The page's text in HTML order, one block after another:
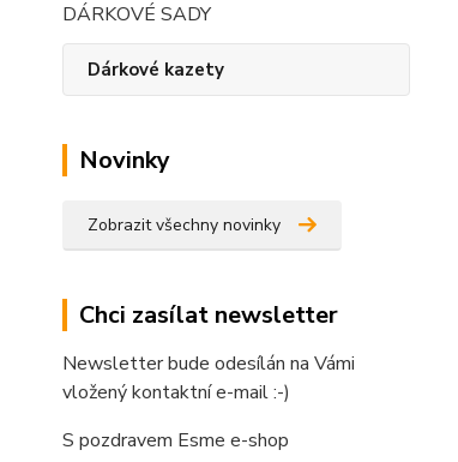
DÁRKOVÉ SADY
Dárkové kazety
Novinky
Zobrazit všechny novinky
Chci zasílat newsletter
Newsletter bude odesílán na Vámi
vložený kontaktní e-mail :-)
S pozdravem Esme e-shop